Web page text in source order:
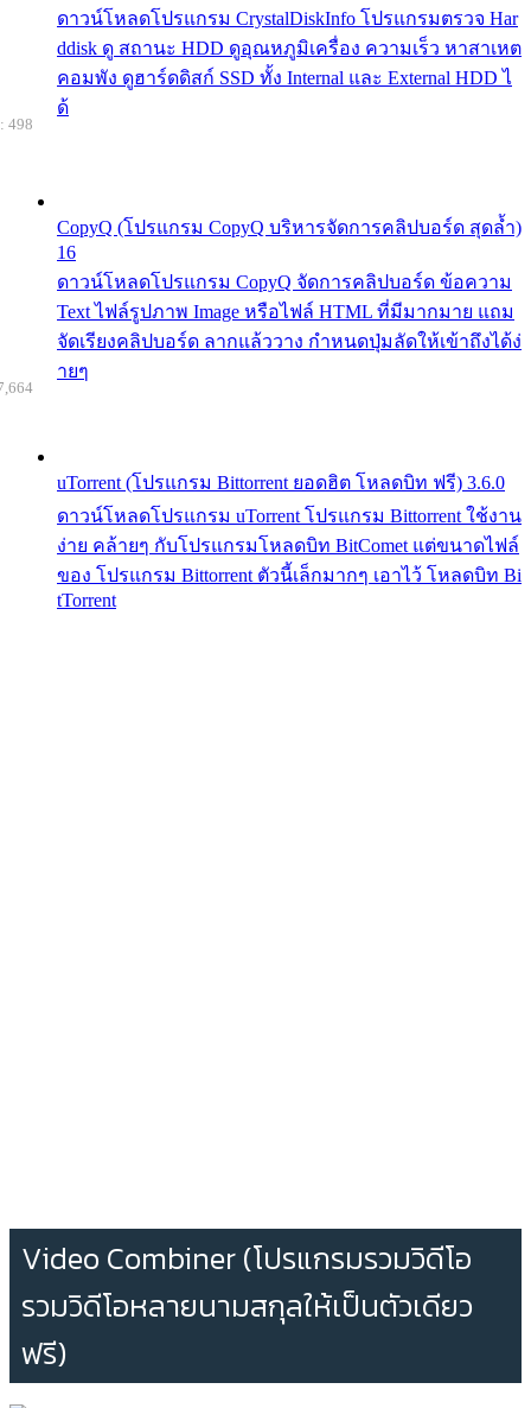
ดาวน์โหลดโปรแกรม CrystalDiskInfo โปรแกรมตรวจ Har
ddisk ดู สถานะ HDD ดูอุณหภูมิเครื่อง ความเร็ว หาสาเหต
คอมพัง ดูฮาร์ดดิสก์ SSD ทั้ง Internal และ External HDD ไ
ด้
CopyQ (โปรแกรม CopyQ บริหารจัดการคลิปบอร์ด สุดล้ำ)
16
ดาวน์โหลดโปรแกรม CopyQ จัดการคลิปบอร์ด ข้อความ
Text ไฟล์รูปภาพ Image หรือไฟล์ HTML ที่มีมากมาย แถม
จัดเรียงคลิปบอร์ด ลากแล้ววาง กำหนดปุ่มลัดให้เข้าถึงได้ง่
ายๆ
498
uTorrent (โปรแกรม Bittorrent ยอดฮิต โหลดบิท ฟรี) 3.6.0
ดาวน์โหลดโปรแกรม uTorrent โปรแกรม Bittorrent ใช้งาน
ง่าย คล้ายๆ กับโปรแกรมโหลดบิท BitComet แต่ขนาดไฟล์
ของ โปรแกรม Bittorrent ตัวนี้เล็กมากๆ เอาไว้ โหลดบิท Bi
tTorrent
Video Combiner (โปรแกรมรวมวิดีโอ
รวมวิดีโอหลายนามสกุลให้เป็นตัวเดียว
ฟรี)